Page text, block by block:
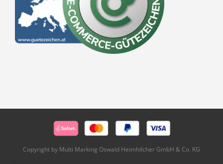
Copyright by Multi Marking Oswald Heimhilcher GmbH & Co. KG